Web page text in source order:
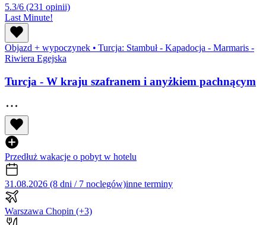
5.3/6 (231 opinii)
Last Minute!
Objazd + wypoczynek • Turcja: Stambuł - Kapadocja - Marmaris -
Riwiera Egejska
Turcja - W kraju szafranem i anyżkiem pachnącym
Przedłuż wakacje o pobyt w hotelu
31.08.2026 (8 dni / 7 noclegów)inne terminy
Warszawa Chopin (+3)